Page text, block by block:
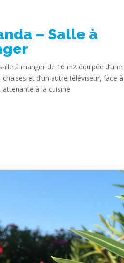
– Salle à
à manger de 16 m2 équipée d’une
et d’un autre téléviseur, face
attenante à la cuisine